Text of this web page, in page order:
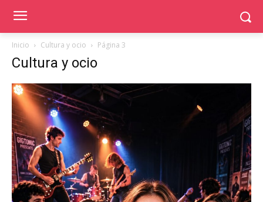
Inicio Cultura y ocio Página 3
Cultura y ocio